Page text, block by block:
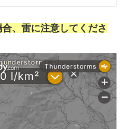
、雷に注意してくださ